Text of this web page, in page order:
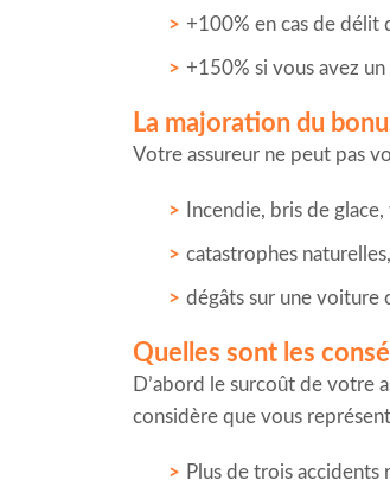
+100% en cas de délit
+150% si vous avez un
La majoration du
Votre assureur ne peut pas
Incendie, bris de
catastrophes
dégâts sur une voiture
Quelles sont les
D’abord le surcoût de votre
considère que vous
Plus de trois accidents